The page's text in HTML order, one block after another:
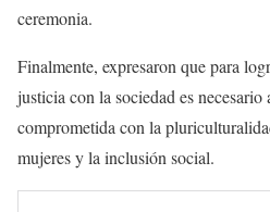
ceremonia.
Finalmente, expresaron que para
justicia con la sociedad es
comprometida con la
mujeres y la inclusión social.